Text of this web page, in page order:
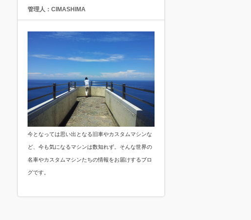
管理人：CIMASHIMA
今となっては思い出となる旧車やカスタムマシンな
ど、今も気になるマシンは数知れず。そんな世界の
名車やカスタムマシンたちの情報をお届けするブロ
グです。